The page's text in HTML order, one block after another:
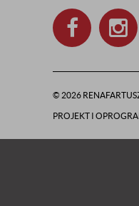
© 2026
PROJEKT I